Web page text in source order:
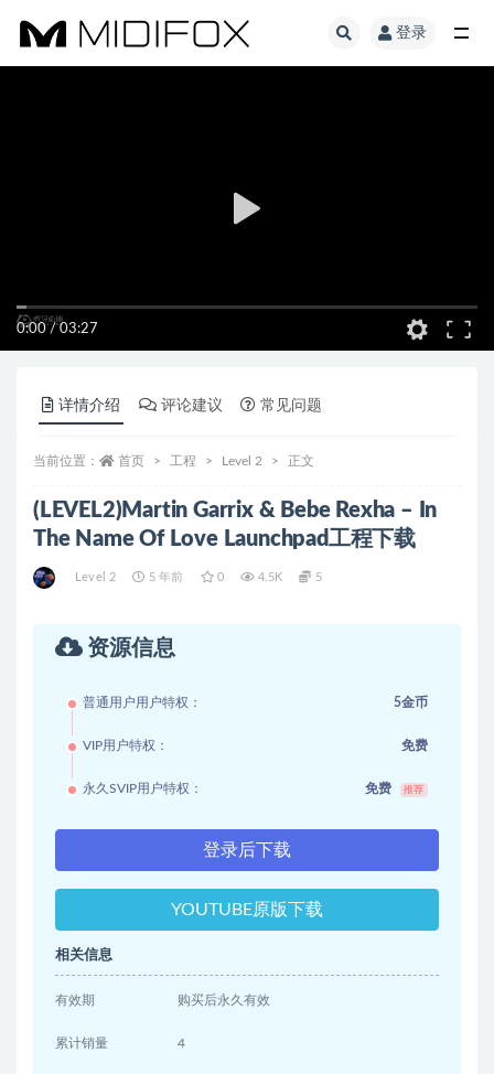
登录
0:00/03:27
详情介绍 评论建议 常见问题
当前位置： 首页 工程 Level 2 正文
(LEVEL2)Martin Garrix & Bebe Rexha – In
The Name Of Love Launchpad工程下载
Level 2 5 年前 0 4.5K 5
资源信息
普通用户用户特权： 5金币
VIP用户特权： 免费
永久SVIP用户特权： 免费 推荐
登录后下载
YOUTUBE原版下载
相关信息
有效期 购买后永久有效
累计销量 4